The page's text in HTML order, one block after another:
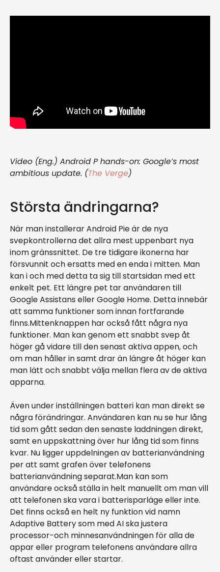
Video (Eng.) Android P hands-on: Google’s most
ambitious update. (The Verge)
Största ändringarna?
När man installerar Android Pie är de nya
svepkontrollerna det allra mest uppenbart nya
inom gränssnittet. De tre tidigare ikonerna har
försvunnit och ersatts med en enda i mitten. Man
kan i och med detta ta sig till startsidan med ett
enkelt pet. Ett längre pet tar användaren till
Google Assistans eller Google Home. Detta innebär
att samma funktioner som innan fortfarande
finns.Mittenknappen har också fått några nya
funktioner. Man kan genom ett snabbt svep åt
höger gå vidare till den senast aktiva appen, och
om man håller in samt drar än längre åt höger kan
man lätt och snabbt välja mellan flera av de aktiva
apparna.
Även under inställningen batteri kan man direkt se
några förändringar. Användaren kan nu se hur lång
tid som gått sedan den senaste laddningen direkt,
samt en uppskattning över hur lång tid som finns
kvar. Nu ligger uppdelningen av batterianvändning
per att samt grafen över telefonens
batterianvändning separat.Man kan som
användare också ställa in helt manuellt om man vill
att telefonen ska vara i batterisparläge eller inte.
Det finns också en helt ny funktion vid namn
Adaptive Battery som med AI ska justera
processor-och minnesanvändningen för alla de
appar eller program telefonens användare allra
oftast använder eller startar.